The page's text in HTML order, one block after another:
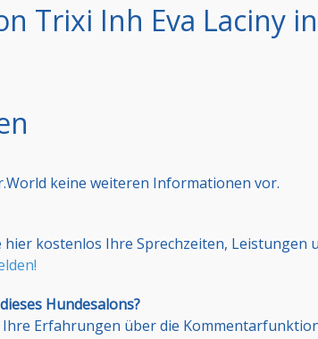
Trixi Inh Eva Laciny
keine weiteren Informationen vor.
hier kostenlos Ihre Sprechzeiten, Leistungen
Hundesalons?
Ihre Erfahrungen über die